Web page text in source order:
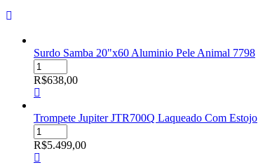
Surdo Samba 20"x60 Aluminio Pele Animal 7798
Surdo
Samba
20"x60
Pele
Animal
7798
quantidade
R$638,00
Trompete Jupiter JTR700Q Laqueado Com Estojo
Trompete
Jupiter
JTR700Q
R$5.499,00